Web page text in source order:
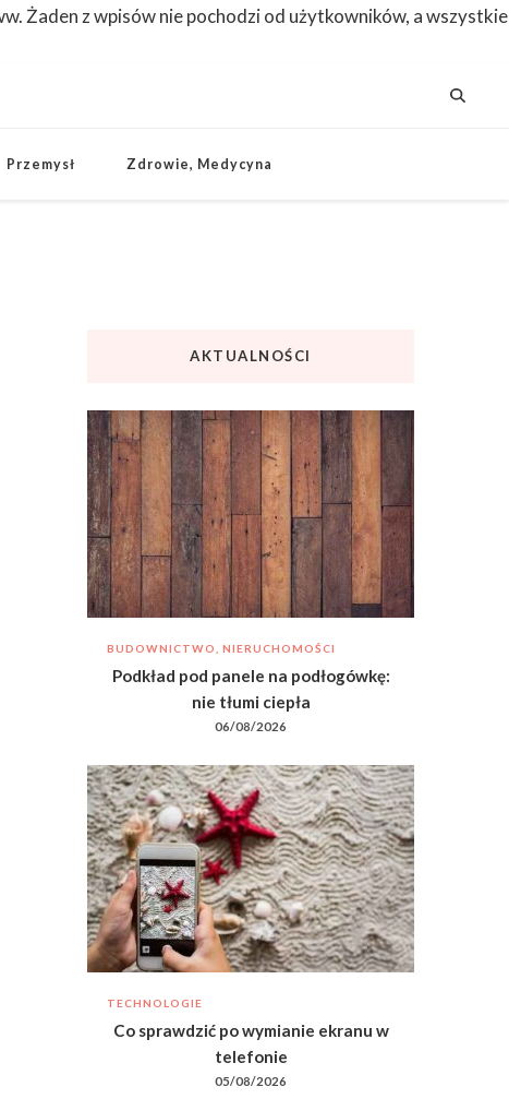
Żaden z wpisów nie pochodzi od użytkowników, a wszystkie
Przemysł Zdrowie, Medycyna
AKTUALNOŚCI
BUDOWNICTWO, NIERUCHOMOŚCI
Podkład pod panele na podłogówkę:
nie tłumi ciepła
06/08/2026
TECHNOLOGIE
Co sprawdzić po wymianie ekranu w
telefonie
05/08/2026